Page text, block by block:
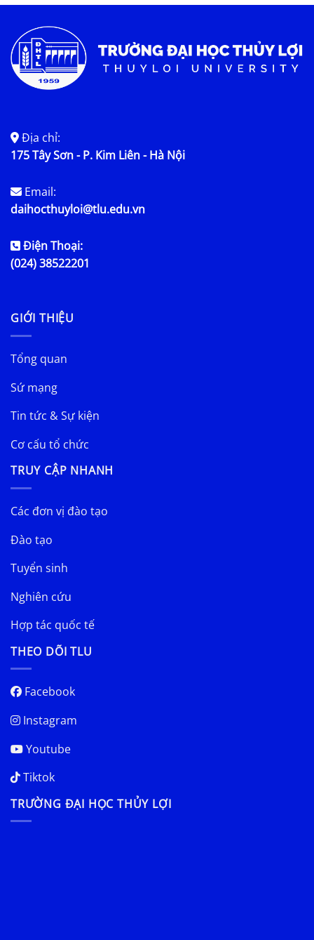
Địa chỉ:
175 Tây Sơn - P. Kim Liên - Hà Nội
Email:
daihocthuyloi@tlu.edu.vn
Điện Thoại:
(024) 38522201
GIỚI THIỆU
Tổng quan
Sứ mạng
Tin tức & Sự kiện
Cơ cấu tổ chức
TRUY CẬP NHANH
Các đơn vị đào tạo
Đào tạo
Tuyển sinh
Nghiên cứu
Hợp tác quốc tế
THEO DÕI TLU
Facebook
Instagram
Youtube
Tiktok
TRƯỜNG ĐẠI HỌC THỦY LỢI